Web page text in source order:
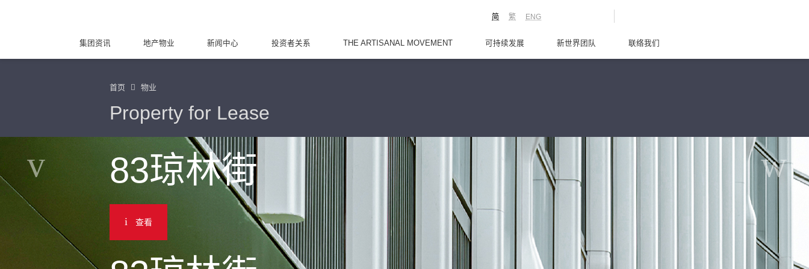
ENG
繁
简
集团资讯 地产物业 新闻中心 投资者关系 THE ARTISANAL MOVEMENT 可持续发展 新世界团队 联络我们
首页 物业
Property for Lease
83琼林街
查看